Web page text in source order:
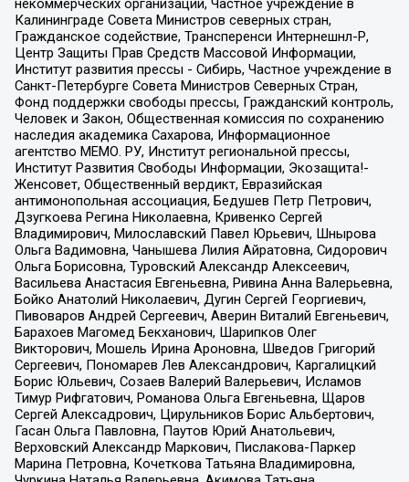
некоммерческих организаций, Частное учреждение в
Калининграде Совета Министров северных стран,
Гражданское содействие, Трансперенси Интернешнл-Р,
Центр Защиты Прав Средств Массовой Информации,
Институт развития прессы - Сибирь, Частное учреждение в
Санкт-Петербурге Совета Министров Северных Стран,
Фонд поддержки свободы прессы, Гражданский контроль,
Человек и Закон, Общественная комиссия по сохранению
наследия академика Сахарова, Информационное
агентство МЕМО. РУ, Институт региональной прессы,
Институт Развития Свободы Информации, Экозащита!-
Женсовет, Общественный вердикт, Евразийская
антимонопольная ассоциация, Бедушев Петр Петрович,
Дзугкоева Регина Николаевна, Кривенко Сергей
Владимирович, Милославский Павел Юрьевич, Шнырова
Ольга Вадимовна, Чанышева Лилия Айратовна, Сидорович
Ольга Борисовна, Туровский Александр Алексеевич,
Васильева Анастасия Евгеньевна, Ривина Анна Валерьевна,
Бойко Анатолий Николаевич, Дугин Сергей Георгиевич,
Пивоваров Андрей Сергеевич, Аверин Виталий Евгеньевич,
Барахоев Магомед Бекханович, Шарипков Олег
Викторович, Мошель Ирина Ароновна, Шведов Григорий
Сергеевич, Пономарев Лев Александрович, Каргалицкий
Борис Юльевич, Созаев Валерий Валерьевич, Исламов
Тимур Рифгатович, Романова Ольга Евгеньевна, Щаров
Сергей Алексадрович, Цирульников Борис Альбертович,
Гасан Ольга Павловна, Паутов Юрий Анатольевич,
Верховский Александр Маркович, Пислакова-Паркер
Марина Петровна, Кочеткова Татьяна Владимировна,